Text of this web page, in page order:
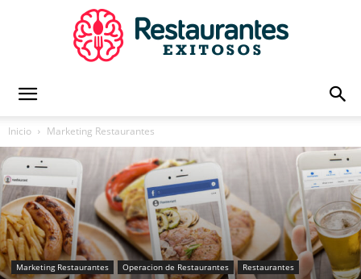
Exitosos
|
Inicio Marketing Restaurantes
Marketing Restaurantes Operacion de Restaurantes Restaurantes